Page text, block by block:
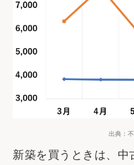
出典：
新築を買うときは、中